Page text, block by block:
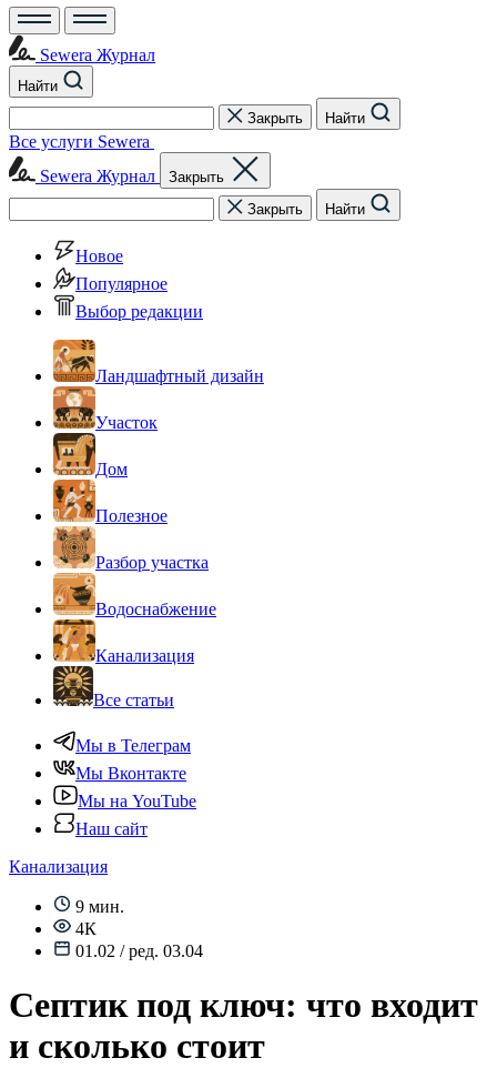
Sewera Журнал
Найти
Закрыть
Найти
Все услуги Sewera
Sewera Журнал
Закрыть
Закрыть
Найти
Новое
Популярное
Выбор редакции
Ландшафтный дизайн
Участок
Дом
Полезное
Разбор участка
Водоснабжение
Канализация
Все статьи
Мы в Телеграм
Мы Вконтакте
Мы на YouTube
Наш сайт
Канализация
9 мин.
4К
01.02 / ред. 03.04
Септик под ключ: что входит
и сколько стоит